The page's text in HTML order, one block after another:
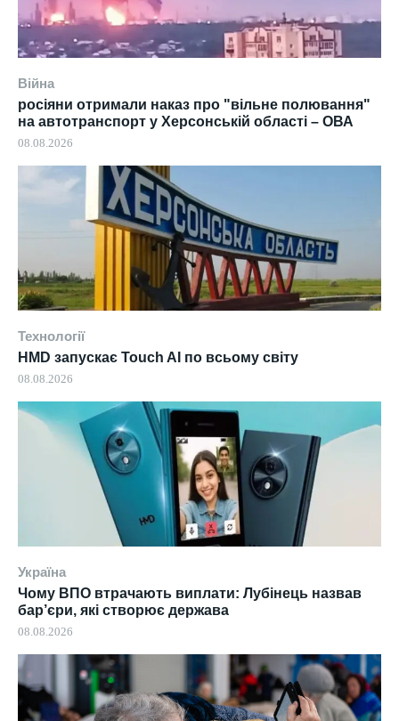
Війна
росіяни отримали наказ про "вільне полювання"
на автотранспорт у Херсонській області – ОВА
08.08.2026
Технології
HMD запускає Touch AI по всьому світу
08.08.2026
Україна
Чому ВПО втрачають виплати: Лубінець назвав
бар’єри, які створює держава
08.08.2026